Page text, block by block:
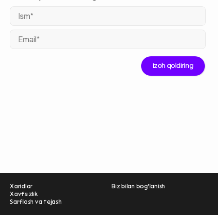
Xaridlar
Xavfsizlik
Sarflash va tejash
Biz bilan bog'lanish